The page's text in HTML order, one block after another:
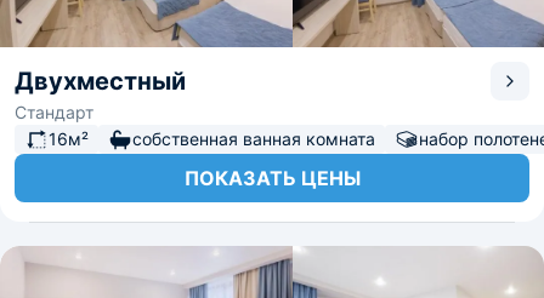
Двухместный
Стандарт
16м²
собственная ванная комната набор
ПОКАЗАТЬ ЦЕНЫ